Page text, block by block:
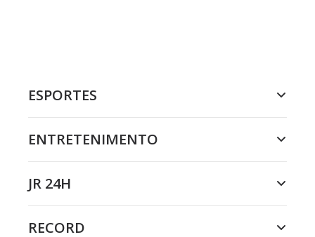
ESPORTES
ENTRETENIMENTO
JR 24H
RECORD